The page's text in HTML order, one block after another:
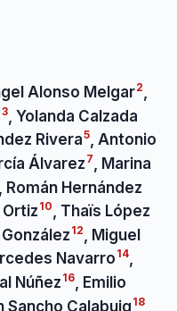
Alonso Melgar2
3 Yolanda Calzada
Rivera5
Antonio
Álvarez 7
Marina
Román Hernández
10
Thaïs López
12
Miguel
Navarro 14,
Núñez16
Emilio
Sancho Calabuig 18